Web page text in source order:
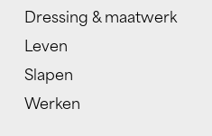
Dressing & maatwerk
Leven
Slapen
Werken